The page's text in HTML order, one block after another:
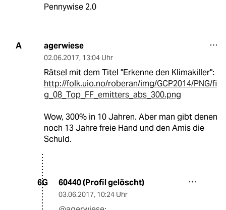
Pennywise 2.0
A agerwiese
02.06.2017, 13:04 Uhr
Rätsel mit dem Titel "Erkenne den Klimakiller":
http://folk.uio.no/roberan/img/GCP2014/PNG/fi
g_08_Top_FF_emitters_abs_300.png
Wow, 300% in 10 Jahren. Aber man gibt denen
noch 13 Jahre freie Hand und den Amis die
Schuld.
6G 60440 (Profil gelöscht)
03.06.2017, 10:24 Uhr